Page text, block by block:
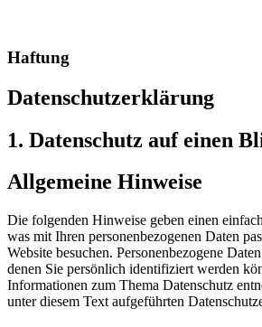
Haftung
Datenschutzerklärung
1. Datenschutz auf einen
Allgemeine Hinweise
Die folgenden Hinweise geben einen
was mit Ihren personenbezogenen Daten
Website besuchen. Personenbezogene
denen Sie persönlich identifiziert werden
Informationen zum Thema Datenschutz
unter diesem Text aufgeführten